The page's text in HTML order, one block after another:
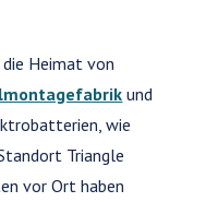
Heimat von
und
wie
Triangle
vor Ort haben